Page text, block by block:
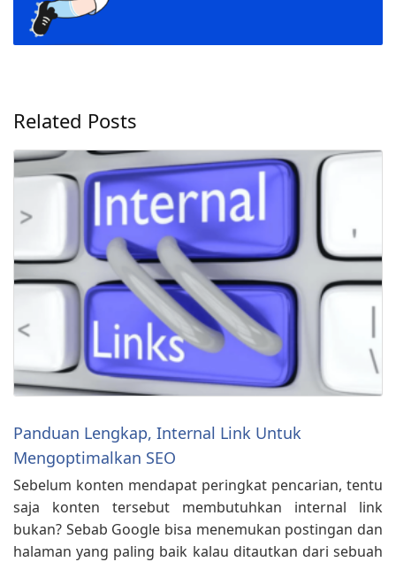
Related Posts
Panduan Lengkap, Internal Link Untuk
Mengoptimalkan SEO
Sebelum konten mendapat peringkat pencarian, tentu
saja konten tersebut membutuhkan internal link
bukan? Sebab Google bisa menemukan postingan dan
halaman yang paling baik kalau ditautkan dari sebuah